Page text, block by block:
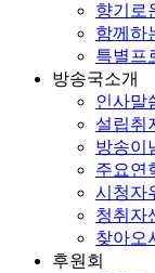
향기로
함께하
특별프
방송국소개
인사말
설립취
방송이
주요연
시청자
청취자
찾아오
후원회